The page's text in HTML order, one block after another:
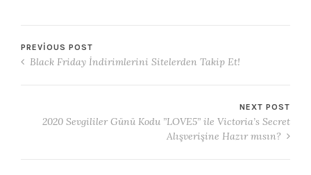
PREVIOUS POST
Black Friday İndirimlerini Sitelerden Takip Et!
NEXT POST
2020 Sevgililer Günü Kodu ”LOVE5” ile Victoria’s Secret
Alışverişine Hazır mısın?